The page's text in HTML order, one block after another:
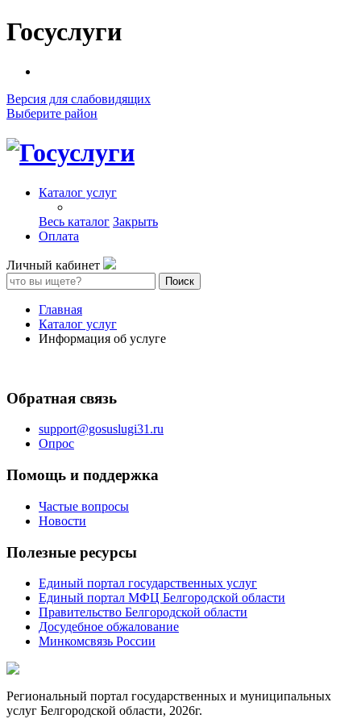
Госуслуги
Версия для слабовидящих
Выберите район
Каталог услуг
Весь каталог Закрыть
Оплата
Личный кабинет
Поиск
Главная
Каталог услуг
Информация об услуге
Обратная связь
support@gosuslugi31.ru
Опрос
Помощь и поддержка
Частые вопросы
Новости
Полезные ресурсы
Единый портал государственных услуг
Единый портал МФЦ Белгородской области
Правительство Белгородской области
Досудебное обжалование
Минкомсвязь России
Региональный портал государственных и муниципальных
услуг Белгородской области, 2026г.